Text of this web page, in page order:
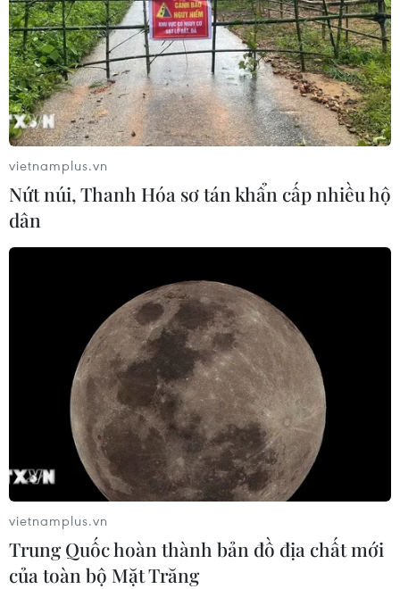
vietnamplus.vn
Nứt núi, Thanh Hóa sơ tán khẩn cấp nhiều hộ
dân
vietnamplus.vn
Trung Quốc hoàn thành bản đồ địa chất mới
của toàn bộ Mặt Trăng